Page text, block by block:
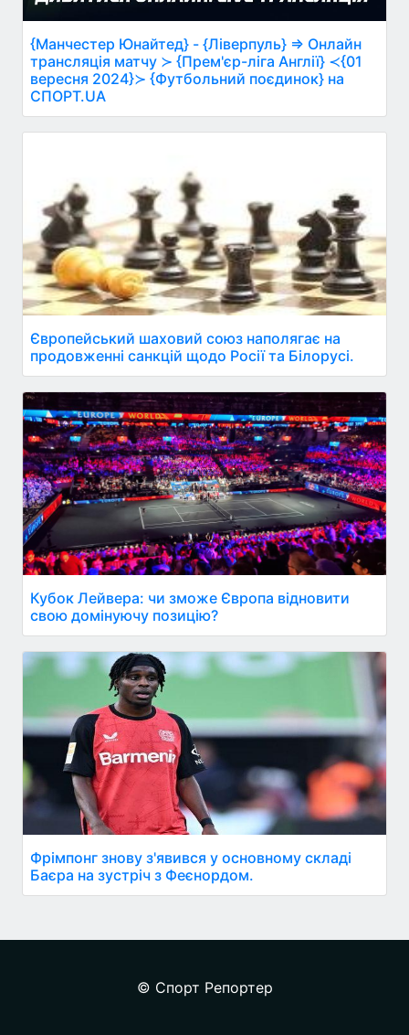
{Манчестер Юнайтед} - {Ліверпуль} ⇒ Онлайн
трансляція матчу ≻ {Прем'єр-ліга Англії} ≺{01
вересня 2024}≻ {Футбольний поєдинок} на
СПОРТ.UA
Європейський шаховий союз наполягає на
продовженні санкцій щодо Росії та Білорусі.
Кубок Лейвера: чи зможе Європа відновити
свою домінуючу позицію?
Фрімпонг знову з'явився у основному складі
Баєра на зустріч з Феєнордом.
© Спорт Репортер